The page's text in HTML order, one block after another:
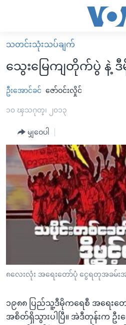
လွယ်ကူ
စေ
Link
များ
အကြောင်းအရာ
ကျော်
ကြည့်
ရန်
ပင်မ
မူလစာမျက်နှာ
မြန်မာ
ကမ္ဘာ့သတင်းများ
နိုင်ငံတကာ
တရုတ်
အစ္စရေး-ပါလက်စတိုင်း
ဗွီဒီယို
ရပ်ဝန်းတခု လမ်းတခု အလွန်
အင်္ဂလိပ်စာလေ့လာမယ်
အမေရိကန်သုံးအီဒီယံ
မကြေးမုံရဲ့ အင်္ဂလိပ်စာ
ရုပ်ရှင်ထဲက အင်္ဂလိပ်စာ
သုတပဒေသာ အင်္ဂလိပ်စာ
အပတ်စဉ်ကဏ္ဍများ
ရေဒီယို
တီဗွီ
ရေဒီယိုနှင့်ရုပ်သံ အချက်အလက်မျာ
ရေဒီယို/တီဗွီအစီအစဉ်
Learning English
ဗွီအိုအေ လူမှုကွန်ယက်များ
ဘာသာစကားများ
သတင်းသုံးသပ်ချက်
သွေးမြေကျတိုက်ပွဲ နဲ့
ဦးအောင်ခင် ဇော်ဝင်းလှိုင်
၁၀ ၾသဂုတ္၊ ၂၀၁၃
မျှဝေပါ
၈လေးလုံး အရေးတော်ပုံ ငွေရတုအခမ်းအ
၁၉၈၈ ပြည်သူ့ဒီမိုကရေစီ အရေးတေ
အစိတ်ရှိသွားပါပြီ။ အဲဒီတုန်းက ဦးဆ